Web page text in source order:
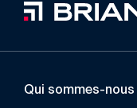
Qui sommes-nous